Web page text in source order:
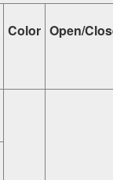
Color Open/